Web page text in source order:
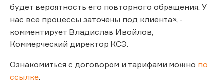
будет вероятность его повторного обращения. У
нас все процессы заточены под клиента», -
комментирует Владислав Ивойлов,
Коммерческий директор КСЭ.
Ознакомиться с договором и тарифами можно по
ссылке.